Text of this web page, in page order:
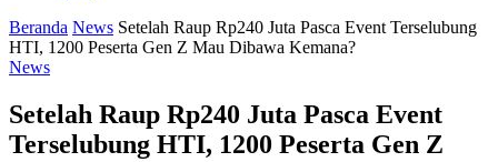
Beranda News Setelah Raup Rp240 Juta Pasca Event Terselubung
HTI, 1200 Peserta Gen Z Mau Dibawa Kemana?
News
Setelah Raup Rp240 Juta Pasca Event
Terselubung HTI, 1200 Peserta Gen Z